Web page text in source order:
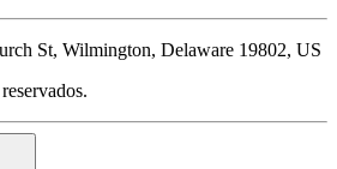
St, Wilmington, Delaware 19802, US